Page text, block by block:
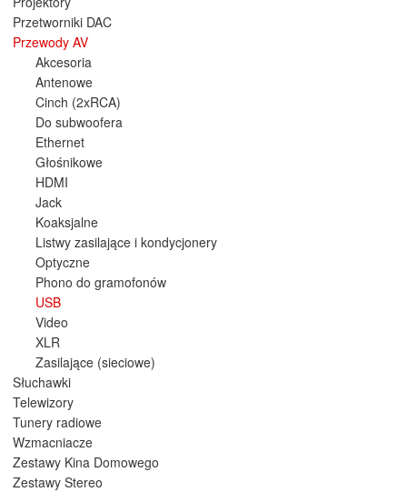
Przetworniki DAC
Przewody AV
Akcesoria
Antenowe
Cinch (2xRCA)
Do subwoofera
Ethernet
Głośnikowe
HDMI
Jack
Koaksjalne
Listwy zasilające i kondycjonery
Optyczne
Phono do gramofonów
USB
Video
XLR
Zasilające (sieciowe)
Słuchawki
Telewizory
Tunery radiowe
Wzmacniacze
Zestawy Kina Domowego
Zestawy Stereo